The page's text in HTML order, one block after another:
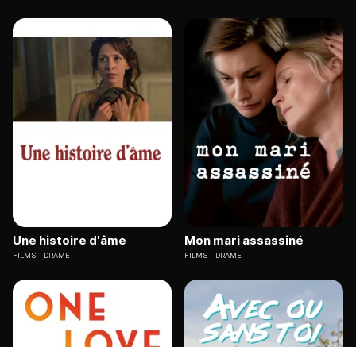
Une histoire d'âme
FILMS DRAME
Mon mari assassiné
FILMS DRAME